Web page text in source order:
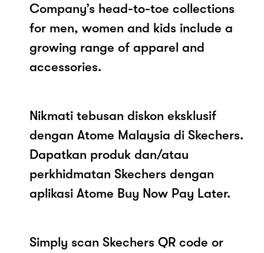
Company’s head-to-toe collections
for men, women and kids include a
growing range of apparel and
accessories.
Nikmati tebusan diskon eksklusif
dengan Atome Malaysia di Skechers.
Dapatkan produk dan/atau
perkhidmatan Skechers dengan
aplikasi Atome Buy Now Pay Later.
Simply scan Skechers QR code or